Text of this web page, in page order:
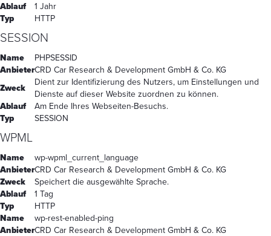
Ablauf
1 Jahr
Typ
HTTP
SESSION
Name
PHPSESSID
AnbieterCRD Car Research & Development GmbH & Co. KG
Zweck
Dient zur Identifizierung des Nutzers, um Einstellungen und
Dienste auf dieser Website zuordnen zu können.
Ablauf
Am Ende Ihres Webseiten-Besuchs.
Typ
SESSION
WPML
Name
wp-wpml_current_language
AnbieterCRD Car Research & Development GmbH & Co. KG
Zweck
Speichert die ausgewählte Sprache.
Ablauf
1 Tag
Typ
HTTP
Name
wp-rest-enabled-ping
AnbieterCRD Car Research & Development GmbH & Co. KG